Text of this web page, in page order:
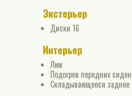
Экстерьер
Диски 16
Интерьер
Люк
Подогрев передних
Складывающееся заднее